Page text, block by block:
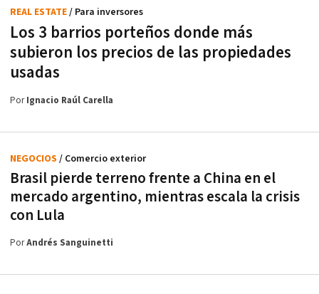
Los 3 barrios porteños donde más
subieron los precios de las propiedades
usadas
REAL ESTATE/ Para inversores
PorIgnacio Raúl Carella
Brasil pierde terreno frente a China en el
mercado argentino, mientras escala la crisis
con Lula
NEGOCIOS / Comercio exterior
PorAndrés Sanguinetti